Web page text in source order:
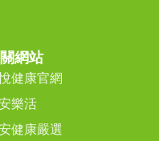
網站
健康官網
樂活
健康嚴選